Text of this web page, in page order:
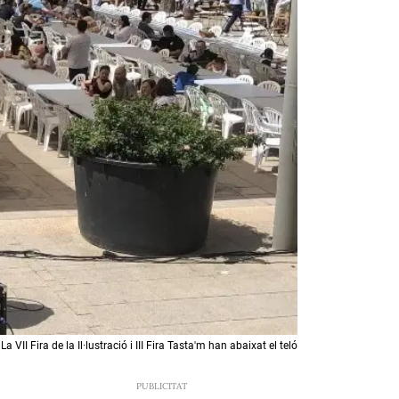
La VII Fira de la Il·lustració i III Fira Tasta'm han abaixat el teló